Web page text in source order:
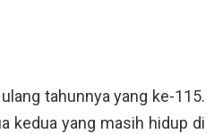
tahunnya yang ke-115.
kedua yang masih hidup di